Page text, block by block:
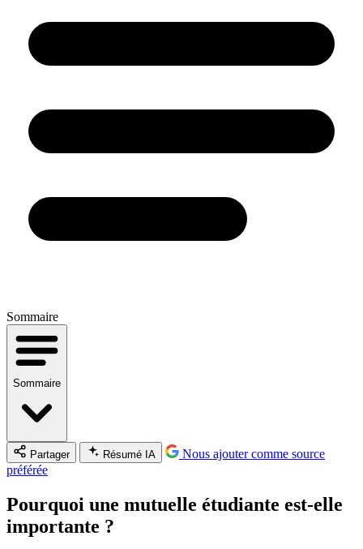
Sommaire
Sommaire
Partager Résumé IA
Nous ajouter comme source
préférée
Pourquoi une mutuelle étudiante est-elle
importante ?